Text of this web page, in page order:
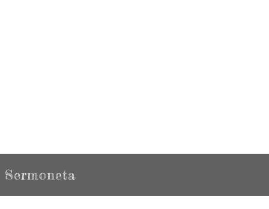
Sermoneta